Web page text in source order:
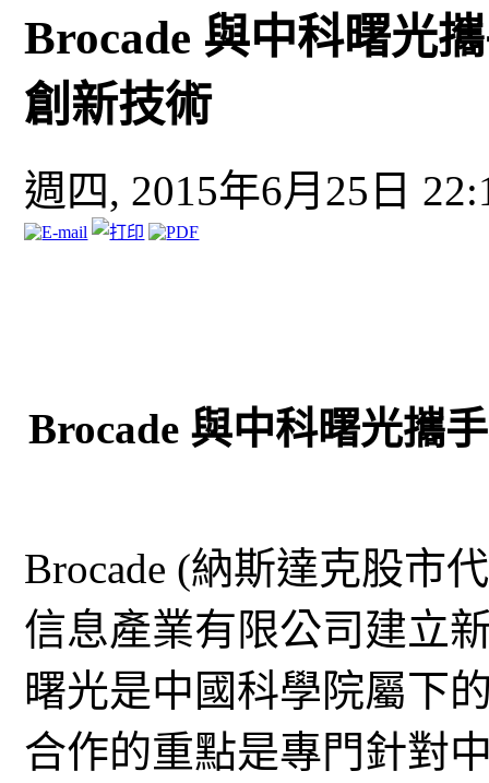
Brocade 與中科曙光
創新技術
週四, 2015年6月25日
Brocade 與中科曙光攜
Brocade (納斯達克股市
信息產業有限公司建立
曙光是中國科學院屬下
合作的重點是專門針對